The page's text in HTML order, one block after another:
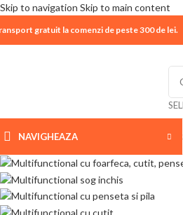
Skip to navigation Skip to main content
| 📦 Program livrari|In
gratuit la comenzi de peste 300 de lei.
NAVIGHEAZA